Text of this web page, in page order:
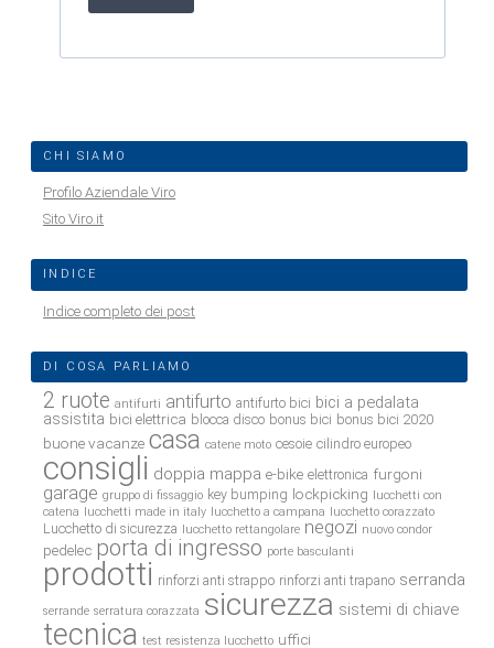
CHI SIAMO
Profilo Aziendale Viro
Sito Viro.it
INDICE
Indice completo dei post
DI COSA PARLIAMO
2 ruote antifurti antifurto antifurto bici bici a pedalata
assistita bici elettrica blocca disco bonus bici bonus bici 2020
buone vacanze casa catene moto cesoie cilindro europeo
consigli doppia mappa e-bike elettronica furgoni
garage gruppo di fissaggio key bumping lockpicking lucchetti con
catena lucchetti made in italy lucchetto a campana lucchetto corazzato
Lucchetto di sicurezza lucchetto rettangolare negozi nuovo condor
pedelec porta di ingresso porte basculanti
prodotti rinforzi anti strappo rinforzi anti trapano serranda
serrande serratura corazzata sicurezza sistemi di chiave
tecnica test resistenza lucchetto uffici